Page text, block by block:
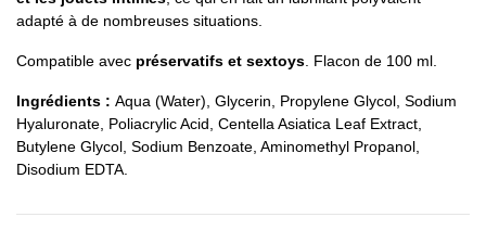
adapté à de nombreuses situations.
Compatible avec préservatifs et sextoys . Flacon de 100 ml.
Ingrédients : Aqua (Water), Glycerin, Propylene Glycol, Sodium
Hyaluronate, Poliacrylic Acid, Centella Asiatica Leaf Extract,
Butylene Glycol, Sodium Benzoate, Aminomethyl Propanol,
Disodium EDTA.